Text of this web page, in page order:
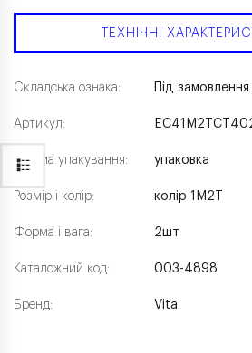
ТЕХНІЧНІ
Складська ознака:
Артикул:
Форма упакування:
Розмір і колір:
Форма і вага:
Каталожний код:
Бренд:
Під замовлення
упаковка
колір 1M2T
2шт
003-4898
Vita